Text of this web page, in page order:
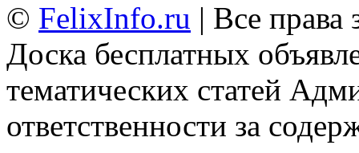
© FelixInfo.ru | Все
Доска бесплатных
тематических статей
ответственности за